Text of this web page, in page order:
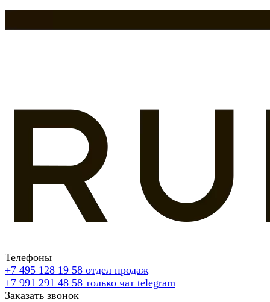
Телефоны
+7 495 128 19 58 отдел продаж
+7 991 291 48 58 только чат telegram
Заказать звонок